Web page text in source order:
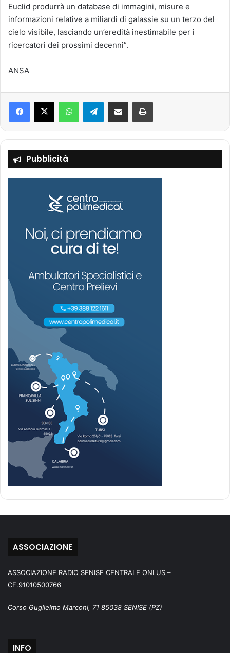
Euclid produrrà un database di immagini, misure e
informazioni relative a miliardi di galassie su un terzo del
cielo visibile, lasciando un’eredità inestimabile per i
ricercatori dei prossimi decenni”.
ANSA
Telegram
Pubblicità
ASSOCIAZIONE
ASSOCIAZIONE RADIO SENISE CENTRALE ONLUS –
CF.91010500766
Corso Guglielmo Marconi, 71 85038 SENISE (PZ)
INFO